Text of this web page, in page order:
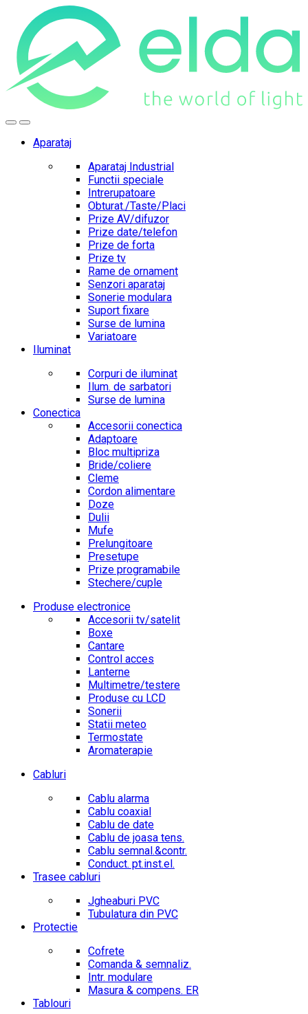
navigation
content
Aparataj
Aparataj Industrial
Functii speciale
Intrerupatoare
Obturat./Taste/Placi
Prize AV/difuzor
Prize date/telefon
Prize de forta
Prize tv
Rame de ornament
Senzori aparataj
Sonerie modulara
Suport fixare
Surse de lumina
Variatoare
Iluminat
Corpuri de iluminat
Ilum. de sarbatori
Surse de lumina
Conectica
Accesorii conectica
Adaptoare
Bloc multipriza
Bride/coliere
Cleme
Cordon alimentare
Doze
Dulii
Mufe
Prelungitoare
Presetupe
Prize programabile
Stechere/cuple
Produse electronice
Accesorii tv/satelit
Boxe
Cantare
Control acces
Lanterne
Multimetre/testere
Produse cu LCD
Sonerii
Statii meteo
Termostate
Aromaterapie
Cabluri
Cablu alarma
Cablu coaxial
Cablu de date
Cablu de joasa tens.
Cablu semnal.&contr.
Conduct. pt.inst.el.
Trasee cabluri
Jgheaburi PVC
Tubulatura din PVC
Protectie
Cofrete
Comanda & semnaliz.
Intr. modulare
Masura & compens. ER
Tablouri